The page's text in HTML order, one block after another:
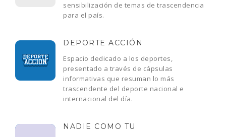
sensibilización de temas de trascendencia
para el país.
DEPORTE ACCIÓN
Espacio dedicado a los deportes,
presentado a través de cápsulas
informativas que resuman lo más
trascendente del deporte nacional e
internacional del día.
NADIE COMO TU